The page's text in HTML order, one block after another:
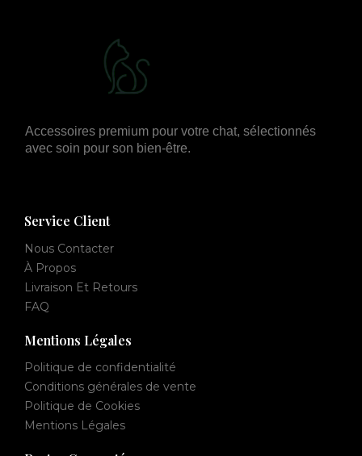
Accessoires premium pour votre chat, sélectionnés
avec soin pour son bien-être.
Service Client
Nous Contacter
À Propos
Livraison Et Retours
FAQ
Mentions Légales
Politique de confidentialité
Conditions générales de vente
Politique de Cookies
Mentions Légales